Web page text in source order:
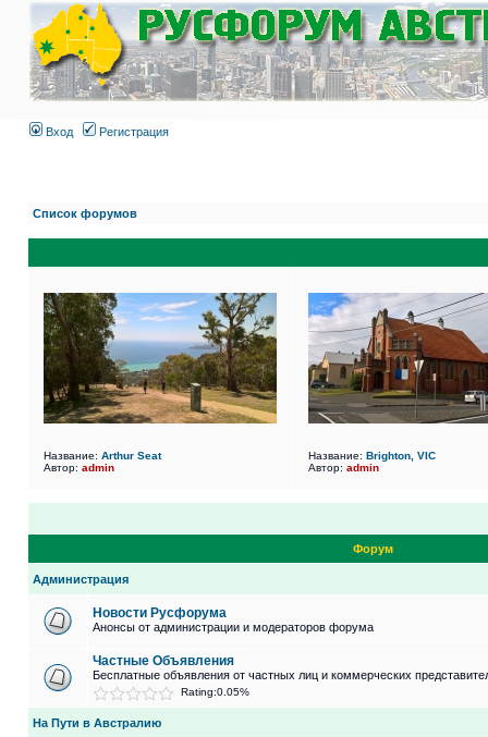
Вход Регистрация
Список форумов
Название: Arthur Seat
Автор: admin
Название: Brighton, VIC
Автор: admin
Форум
Администрация
Новости Русфорума
Анонсы от администрации и модераторов форума
Частные Объявления
Бесплатные объявления от частных лиц и коммерческих
Rating:0.05%
На Пути в Австралию